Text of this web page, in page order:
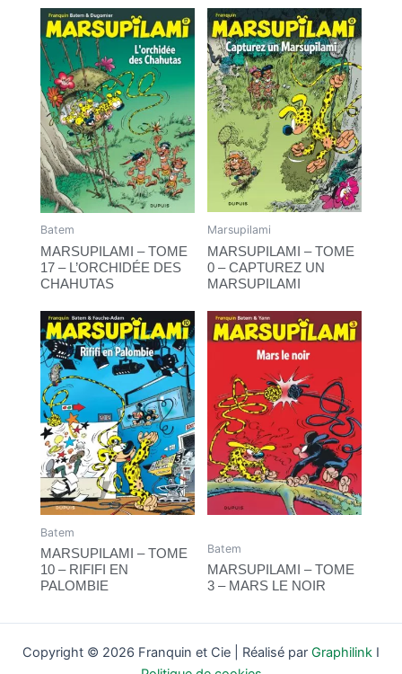
Batem
MARSUPILAMI – TOME
17 – L’ORCHIDÉE DES
CHAHUTAS
Marsupilami
MARSUPILAMI – TOME
0 – CAPTUREZ UN
MARSUPILAMI
Batem
MARSUPILAMI – TOME
10 – RIFIFI EN
PALOMBIE
Batem
MARSUPILAMI – TOME
3 – MARS LE NOIR
Copyright © 2026 Franquin et Cie | Réalisé par Graphilink I